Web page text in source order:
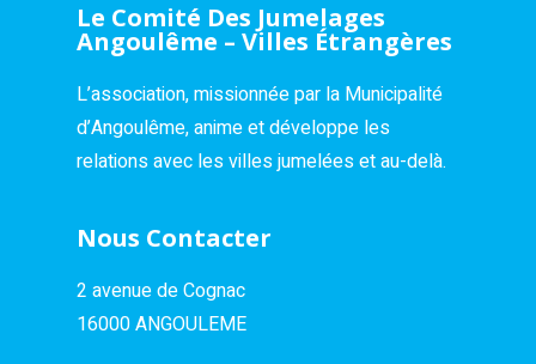
Le Comité Des Jumelages
Angoulême – Villes Étrangères
L’association, missionnée par la Municipalité
d’Angoulême, anime et développe les
relations avec les villes jumelées et au-delà.
Nous Contacter
2 avenue de Cognac
16000 ANGOULEME